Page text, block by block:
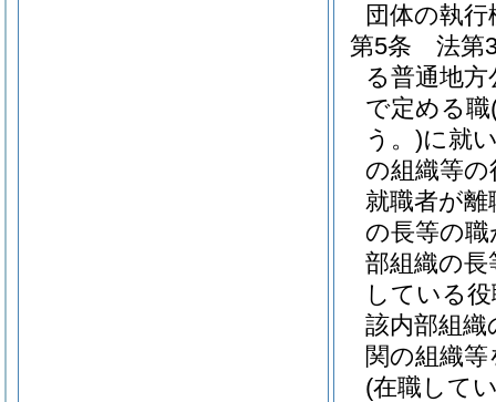
団体の執
第5条
法第
る普通地
で定める職
う。)に就
の組織等
就職者が
の長等の
部組織の
している
該内部組
関の組織
(在職して